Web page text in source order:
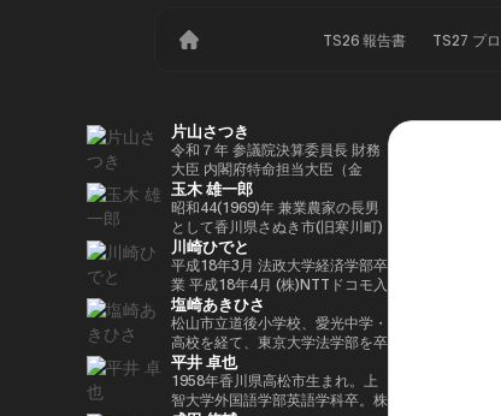
TS26 報告書 TS27 プ
片山さつき
令和７年 参議院決算委員長 財務
大臣 内閣府特命担当大臣（金
融） 租税特別措置・補助金見直
し担当 （高市内閣）
玉木 雄一郎
昭和44(1969)年 兼業農家の長男
として香川県さぬき市(旧寒川町)
に生まれる 昭和63(1988)年 高松
高校卒業 平成5(1993)年 東京大
学法学部卒業、同年大蔵省入省
※1 平成9(1997)年 米国ハーバー
ド大学大学院(ケネディースクー
ル)修了 平成17(2005)年 財務省を
退職し、第44回衆院選に立候
補。70,177票を得るも惜敗 平成
21(2009)年 4年間の浪人生活を経
川崎ひでと
平成18年3月 法政大学経済学部卒
業 平成18年4月 (株)NTTドコモ入
社 平成29年8月 衆議院議員川崎
二郎秘書 令和3年10月 第49回衆
議院議員総選挙において初当選
令和6年10月 第50回衆議院議員
総選挙において2期目の当選 令和
6年11月 総務大臣政務官（第二次
塩崎あきひさ
松山市立道後小学校、愛光中学・
高校を経て、東京大学法学部を卒
業後、長島・大野・常松法律事務
所のパートナー弁護士。 2021
年、衆議院総選挙（愛媛1区）に
平井 卓也
1958年香川県高松市生まれ。上
智大学外国語学部英語学科卒。株